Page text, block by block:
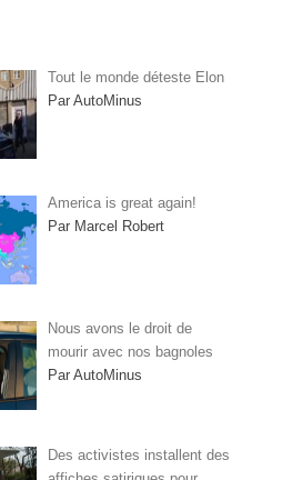
Tout le monde déteste Elon
Par AutoMinus
America is great again!
Par Marcel Robert
Nous avons le droit de
mourir avec nos bagnoles
Par AutoMinus
Des activistes installent des